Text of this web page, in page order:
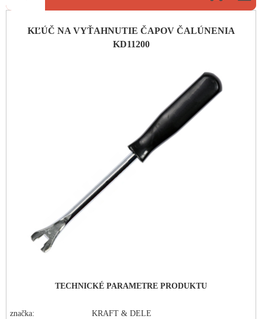
KĽÚČ NA VYŤAHNUTIE ČAPOV ČALÚNENIA
KD11200
TECHNICKÉ PARAMETRE PRODUKTU
značka:
KRAFT & DELE